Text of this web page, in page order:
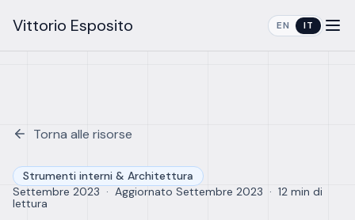
Vittorio Esposito EN IT
Torna alle risorse
Strumenti interni & Architettura
Settembre 2023 · Aggiornato Settembre 2023 · 12 min di
lettura